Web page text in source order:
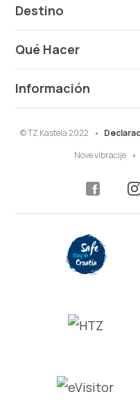
Destino
Qué Hacer
Información
© TZ Kastela 2022
Nove vibracije